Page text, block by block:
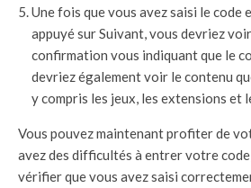
Une fois que vous avez saisi le code
appuyé sur Suivant, vous devriez
confirmation vous indiquant que le
devriez également voir le contenu
y compris les jeux, les extensions et
Vous pouvez maintenant profiter de
avez des difficultés à entrer votre
vérifier que vous avez saisi